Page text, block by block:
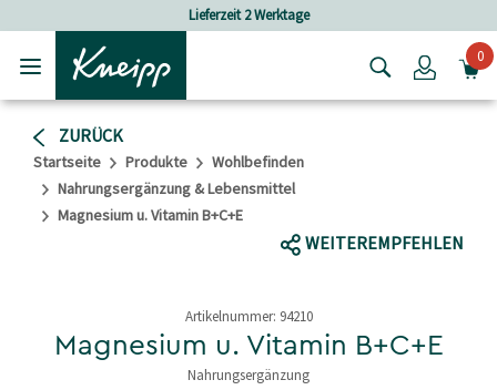
Lieferzeit 2 Werktage
Login0
ZURÜCK
Startseite Produkte
Wohlbefinden
Nahrungsergänzung & Lebensmittel
Magnesium u. Vitamin B+C+E
WEITEREMPFEHLEN
Artikelnummer: 94210
Magnesium u. Vitamin B+C+E
Nahrungsergänzung